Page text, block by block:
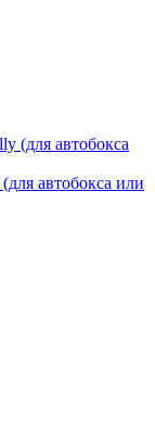
автобокса или